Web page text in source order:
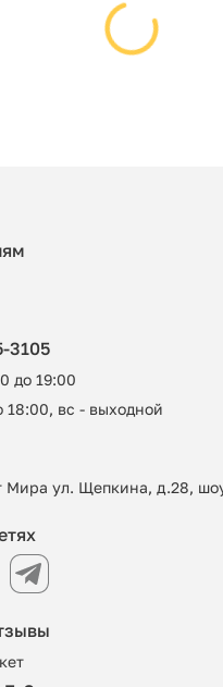
3105
до 19:00
18:00, вс - выходной
Мира ул. Щепкина, д.28,